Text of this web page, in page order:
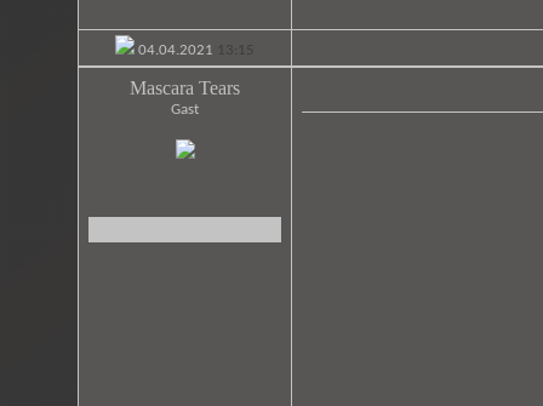
04.04.2021 13:15
Mascara Tears
Gast